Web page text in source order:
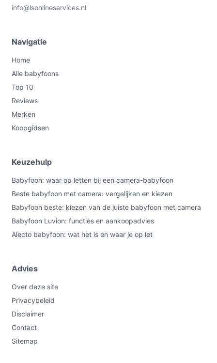
info@lsonlineservices.nl
Navigatie
Home
Alle babyfoons
Top 10
Reviews
Merken
Koopgidsen
Keuzehulp
Babyfoon: waar op letten bij een camera-babyfoon
Beste babyfoon met camera: vergelijken en kiezen
Babyfoon beste: kiezen van de juiste babyfoon met camera
Babyfoon Luvion: functies en aankoopadvies
Alecto babyfoon: wat het is en waar je op let
Advies
Over deze site
Privacybeleid
Disclaimer
Contact
Sitemap